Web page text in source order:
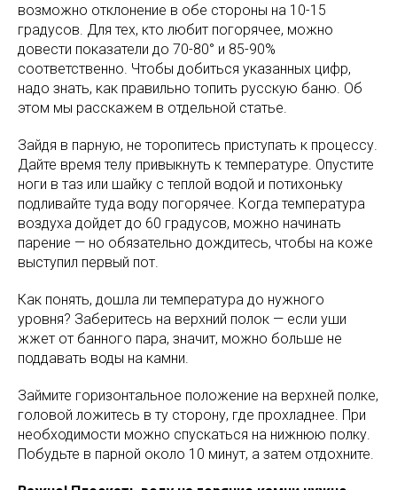
возможно отклонение в обе стороны на 10-15
градусов. Для тех, кто любит погорячее, можно
довести показатели до 70-80° и 85-90%
соответственно. Чтобы добиться указанных цифр,
надо знать, как правильно топить русскую баню. Об
этом мы расскажем в отдельной статье.
Зайдя в парную, не торопитесь приступать к процессу.
Дайте время телу привыкнуть к температуре. Опустите
ноги в таз или шайку с теплой водой и потихоньку
подливайте туда воду погорячее. Когда температура
воздуха дойдет до 60 градусов, можно начинать
парение — но обязательно дождитесь, чтобы на коже
выступил первый пот.
Как понять, дошла ли температура до нужного
уровня? Заберитесь на верхний полок — если уши
жжет от банного пара, значит, можно больше не
поддавать воды на камни.
Займите горизонтальное положение на верхней полке,
головой ложитесь в ту сторону, где прохладнее. При
необходимости можно спускаться на нижнюю полку.
Побудьте в парной около 10 минут, а затем отдохните.